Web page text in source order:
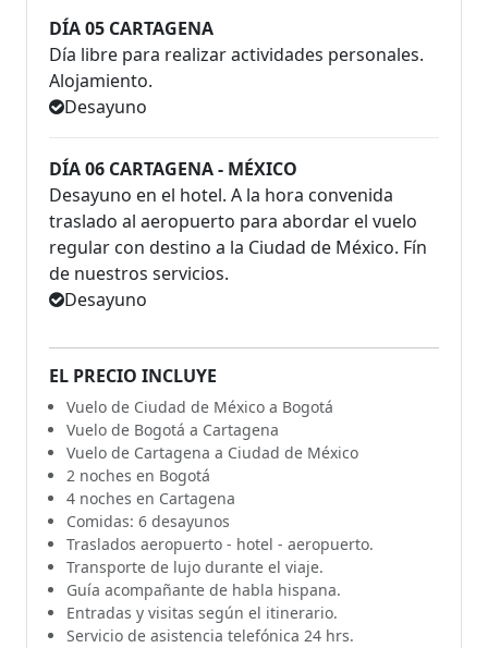
DÍA 05 CARTAGENA
Día libre para realizar actividades personales.
Alojamiento.
Desayuno
DÍA 06 CARTAGENA - MÉXICO
Desayuno en el hotel. A la hora convenida
traslado al aeropuerto para abordar el vuelo
regular con destino a la Ciudad de México. Fín
de nuestros servicios.
Desayuno
EL PRECIO INCLUYE
Vuelo de Ciudad de México a Bogotá
Vuelo de Bogotá a Cartagena
Vuelo de Cartagena a Ciudad de México
2 noches en Bogotá
4 noches en Cartagena
Comidas: 6 desayunos
Traslados aeropuerto - hotel - aeropuerto.
Transporte de lujo durante el viaje.
Guía acompañante de habla hispana.
Entradas y visitas según el itinerario.
Servicio de asistencia telefónica 24 hrs.